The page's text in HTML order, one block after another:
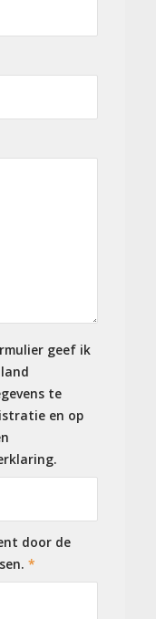
geef ik
te
en op
door de
*